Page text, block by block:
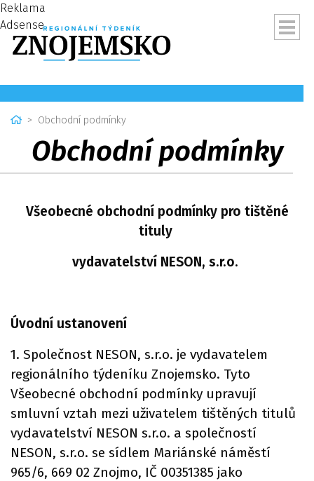
Reklama
Adsense
HomeObchodní podmínky
Obchodní podmínky
Všeobecné obchodní podmínky pro tištěné
tituly
vydavatelství NESON, s.r.o.
Úvodní ustanovení
1. Společnost NESON, s.r.o. je vydavatelem
regionálního týdeníku Znojemsko. Tyto
Všeobecné obchodní podmínky upravují
smluvní vztah mezi uživatelem tištěných titulů
vydavatelství NESON s.r.o. a společností
NESON, s.r.o. se sídlem Mariánské náměstí
965/6, 669 02 Znojmo, IČ 00351385 jako